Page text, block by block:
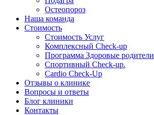
Остеопороз
Наша команда
Стоимость
Стоимость Услуг
Комплексный Check-up
Программа Здоровые родители
Спортивный Check-up.
Cardio Check-Up
Отзывы о клинике
Вопросы и ответы
Блог клиники
Контакты